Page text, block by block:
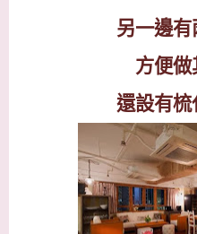
另一邊
方便做
還設有梳